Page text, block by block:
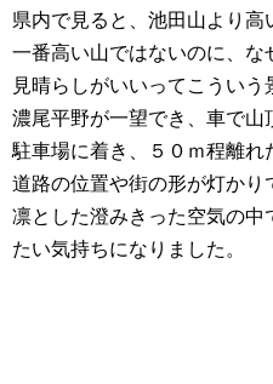
県内で見ると、池田山より高
一番高い山ではないのに、な
見晴らしがいいってこういう
濃尾平野が一望でき、車で山
駐車場に着き、５０ｍ程離れ
道路の位置や街の形が灯かり
凛とした澄みきった空気の
たい気持ちになりました。